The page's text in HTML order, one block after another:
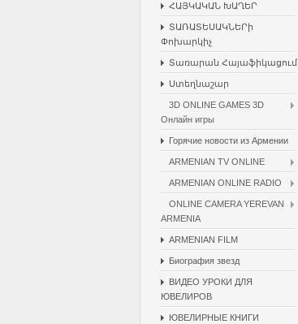
ՀԱՅԿԱԿԱՆ ԽԱՂԵՐ
ՏԱՌԱՏԵՍԱԿՆԵՐի
Փոխարկիչ
Տառարան Հայաֆիկացում
Ստեղնաշար
3D ONLINE GAMES 3D
Онлайн игры
Горячие новости из Армении
ARMENIAN TV ONLINE
ARMENIAN ONLINE RADIO
ONLINE CAMERA YEREVAN
ARMENIA
ARMENIAN FILM
Биография звезд
ВИДЕО УРОКИ ДЛЯ
ЮВЕЛИРОВ
ЮВЕЛИРНЫЕ КНИГИ